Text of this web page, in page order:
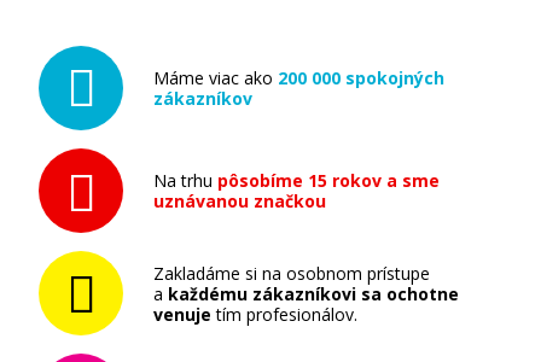
Máme viac ako 200 000 spokojných
zákazníkov
Na trhu pôsobíme 15 rokov a sme
uznávanou značkou
Zakladáme si na osobnom prístupe
a každému zákazníkovi sa ochotne
venuje tím profesionálov.